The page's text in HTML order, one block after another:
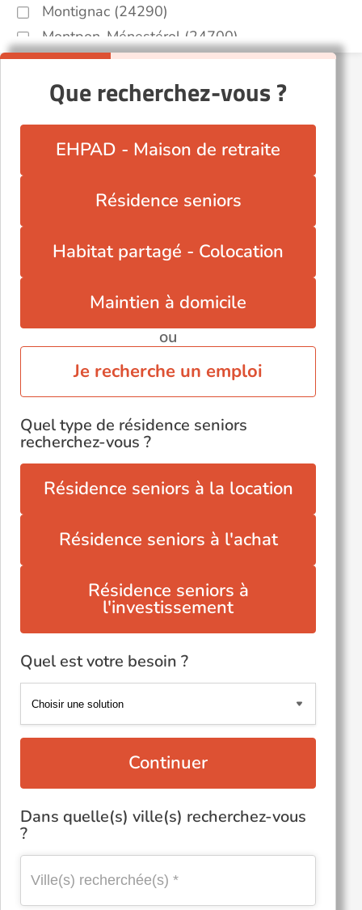
Montignac (24290)
Montpon-Ménestérol (24700)
Mouleydier (24520)
Mussidan (24400)
Neuvic (24190)
Saint-Astier (24110)
Sarlat-la-Canéda (24200)
Église-Neuve-de-Vergt (24380)
Que recherchez-vous ?
EHPAD - Maison de retraite
Résidence seniors
Habitat partagé - Colocation
Maintien à domicile
ou
Je recherche un emploi
Quel type de résidence seniors
recherchez-vous ?
Résidence seniors à la location
Résidence seniors à l'achat
Résidence seniors à
l'investissement
Quel est votre besoin ?
Continuer
Dans quelle(s) ville(s) recherchez-vous
?